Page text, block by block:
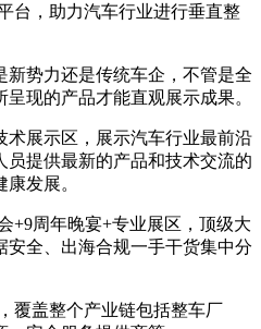
台，助力汽车行业进行垂直整
势力还是传统车企，不管是全
现的产品才能直观展示成果。
展示区，展示汽车行业最前沿
员提供最新的产品和技术交流的
发展。
周年晚宴+专业展区，顶级大
全、出海合规一手干货集中分
盖整个产业链包括整车厂